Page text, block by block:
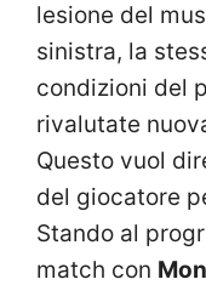
lesione del
sinistra, la
condizioni del
rivalutate
Questo vuol
del giocatore
Stando al
match con